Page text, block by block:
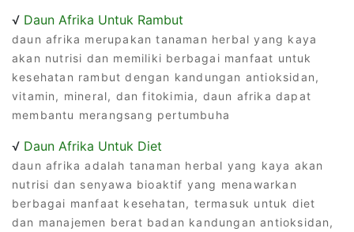
√ Daun Afrika Untuk Rambut
daun afrika merupakan tanaman herbal yang kaya
akan nutrisi dan memiliki berbagai manfaat untuk
kesehatan rambut dengan kandungan antioksidan,
vitamin, mineral, dan fitokimia, daun afrika dapat
membantu merangsang pertumbuha
√ Daun Afrika Untuk Diet
daun afrika adalah tanaman herbal yang kaya akan
nutrisi dan senyawa bioaktif yang menawarkan
berbagai manfaat kesehatan, termasuk untuk diet
dan manajemen berat badan kandungan antioksidan,